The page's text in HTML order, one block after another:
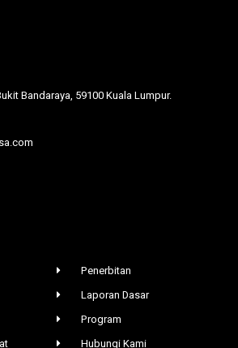
Bandaraya, 59100 Kuala Lumpur.
Penerbitan
Laporan Dasar
Program
Hubungi Kami